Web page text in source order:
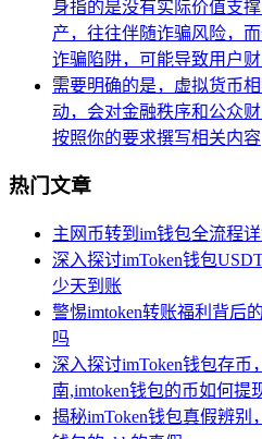
身指的是没有实际价值支
产，往往伴随诈骗风险，
诈骗陷阱，可能导致用户
需要明确的是，虚拟货币
动，会对金融秩序和公众
按照你的要求撰写相关内容
热门文章
主网币转到im钱包全流程
深入探讨imToken钱包
少天到账
警惕imtoken转账福利背后
吗
深入探讨imToken钱包存币
南,imtoken钱包的币如何提
揭秘imToken钱包真假辨别